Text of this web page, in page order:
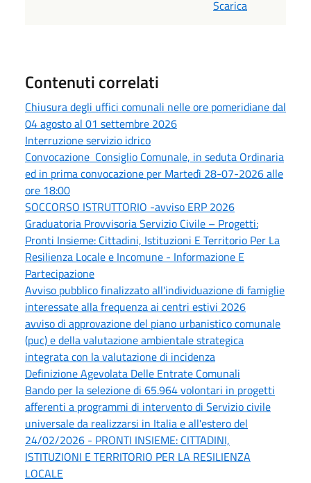
Scarica
Contenuti correlati
Chiusura degli uffici comunali nelle ore pomeridiane dal
04 agosto al 01 settembre 2026
Interruzione servizio idrico
Convocazione Consiglio Comunale, in seduta Ordinaria
ed in prima convocazione per Martedì 28-07-2026 alle
ore 18:00
SOCCORSO ISTRUTTORIO -avviso ERP 2026
Graduatoria Provvisoria Servizio Civile – Progetti:
Pronti Insieme: Cittadini, Istituzioni E Territorio Per La
Resilienza Locale e Incomune - Informazione E
Partecipazione
Avviso pubblico finalizzato all'individuazione di famiglie
interessate alla frequenza ai centri estivi 2026
avviso di approvazione del piano urbanistico comunale
(puc) e della valutazione ambientale strategica
integrata con la valutazione di incidenza
Definizione Agevolata Delle Entrate Comunali
Bando per la selezione di 65.964 volontari in progetti
afferenti a programmi di intervento di Servizio civile
universale da realizzarsi in Italia e all'estero del
24/02/2026 - PRONTI INSIEME: CITTADINI,
ISTITUZIONI E TERRITORIO PER LA RESILIENZA
LOCALE